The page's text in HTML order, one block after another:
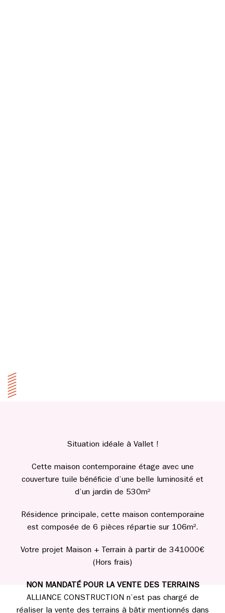
Situation idéale à Vallet !
Cette maison contemporaine étage avec une
couverture tuile bénéficie d’une belle luminosité et
d’un jardin de 530m²
Résidence principale, cette maison contemporaine
est composée de 6 pièces répartie sur 106m².
Votre projet Maison + Terrain à partir de 341000€
(Hors frais)
NON MANDATÉ POUR LA VENTE DES TERRAINS
ALLIANCE CONSTRUCTION n’est pas chargé de
réaliser la vente des terrains à bâtir mentionnés dans